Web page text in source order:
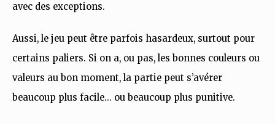
avec des exceptions.
Aussi, le jeu peut être parfois hasardeux, surtout pour
certains paliers. Si on a, ou pas, les bonnes couleurs ou
valeurs au bon moment, la partie peut s’avérer
beaucoup plus facile… ou beaucoup plus punitive.